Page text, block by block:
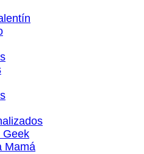
Geek
Mamá